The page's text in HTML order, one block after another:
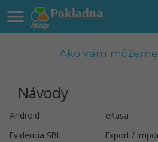
Pokladna

Ako vám
Návody
Android
eKasa
Evidencia SBL
Export /